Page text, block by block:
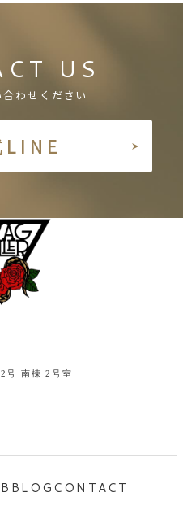
US
わせください
LINE
号 南棟 2号室
BLOGCONTACT